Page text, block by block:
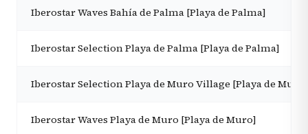
Iberostar Waves Bahía de Palma [Playa de Palma]
Iberostar Selection Playa de Palma [Playa de Palma]
Iberostar Selection Playa de Muro Village [Playa de Muro]
Iberostar Waves Playa de Muro [Playa de Muro]